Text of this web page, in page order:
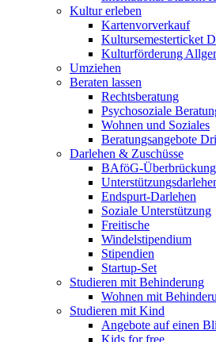
Kultur erleben
Kartenvorverkauf
Kultursemesterticket
Kulturförderung
Umziehen
Beraten lassen
Rechtsberatung
Psychosoziale
Wohnen und Soziales
Beratungsangebote
Darlehen & Zuschüsse
BAföG-
Endspurt-Darlehen
Soziale Unterstützung
Freitische
Windelstipendium
Stipendien
Startup-Set
Studieren mit Behinderung
Wohnen mit
Studieren mit Kind
Angebote auf einen